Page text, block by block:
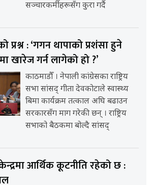
सञ्चारकर्मीहरूसँग कुरा गर्दै
प्रश्न : ‘गगन थापाको प्रशंसा हुने
खारेज गर्न लागेको हो ?’
काठमाडौँ । नेपाली कांग्रेसका राष्ट्रिय
सभा सांसद् गीता देवकोटाले स्वास्थ्य
बिमा कार्यक्रम तत्काल अघि बढाउन
सरकारसँग माग गरेकी छन् । राष्ट्रिय
सभाको बैठकमा बोल्दै सांसद्
केन्द्रमा आर्थिक कूटनीति रहेको छ :